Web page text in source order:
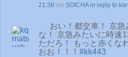
21:38 via SOICHA in reply to
おい！都交車！ 京
な！ 京急みたいに時速
ただろ！ もっと赤くな
おお！！！ #kk443